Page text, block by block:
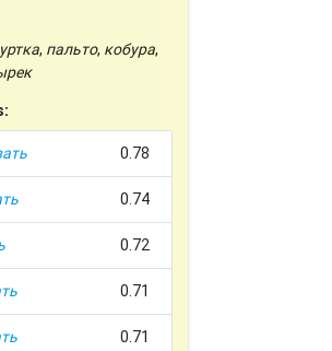
, пальто, кобура,
0.78
0.74
0.72
0.71
0.71